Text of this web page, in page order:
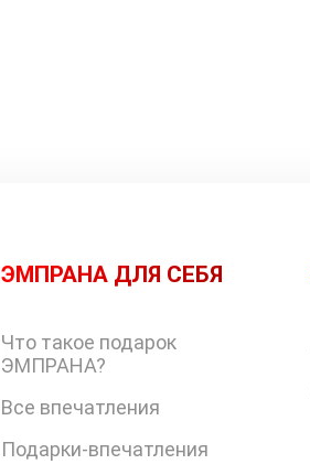
ЭМПРАНА ДЛЯ СЕБЯ
Что такое подарок
ЭМПРАНА?
Все впечатления
Подарки-впечатления